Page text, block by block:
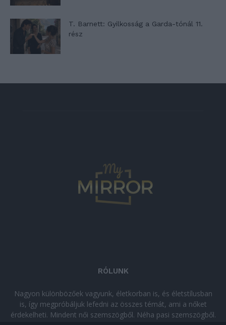
T. Barnett: Gyilkosság a Garda-tónál 11.
rész
RÓLUNK
Nagyon különbözőek vagyunk, életkorban is, és életstílusban
is, így megpróbáljuk lefedni az összes témát, ami a nőket
érdekelheti. Mindent női szemszögből. Néha pasi szemszögből.